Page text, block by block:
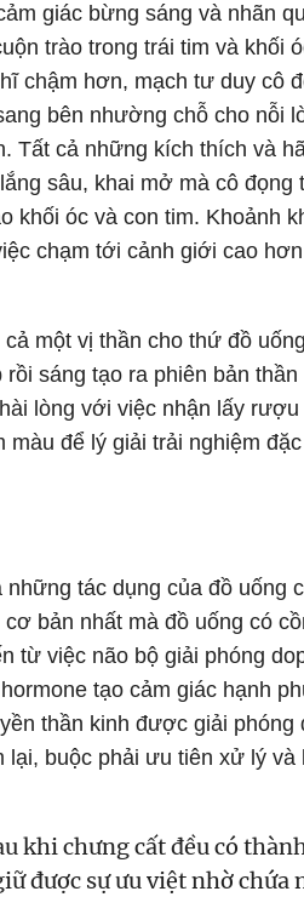
giác bừng sáng và nhãn
trào trong trái tim và khối
chậm hơn, mạch tư duy cô
bên nhường chỗ cho nỗi
Tất cả những kích thích và
sâu, khai mở mà cô đọng
khối óc và con tim. Khoảnh
chạm tới cảnh giới cao
một vị thần cho thứ đồ
sáng tạo ra phiên bản
lòng với việc nhận lấy
màu để lý giải trải nghiệm
tác dụng của đồ uống
bản nhất mà đồ uống có
từ việc não bộ giải phóng
tạo cảm giác hạnh
thần kinh được giải phóng
lại, buộc phải ưu tiên xử lý
khi chưng cất đều có
được sự ưu việt nhờ chứa